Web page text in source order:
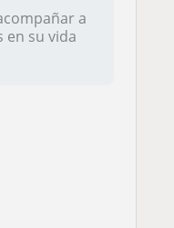
a
en su vida